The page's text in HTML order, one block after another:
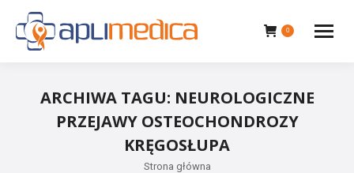
0
ARCHIWA TAGU: NEUROLOGICZNE
PRZEJAWY OSTEOCHONDROZY
KRĘGOSŁUPA
Strona główna